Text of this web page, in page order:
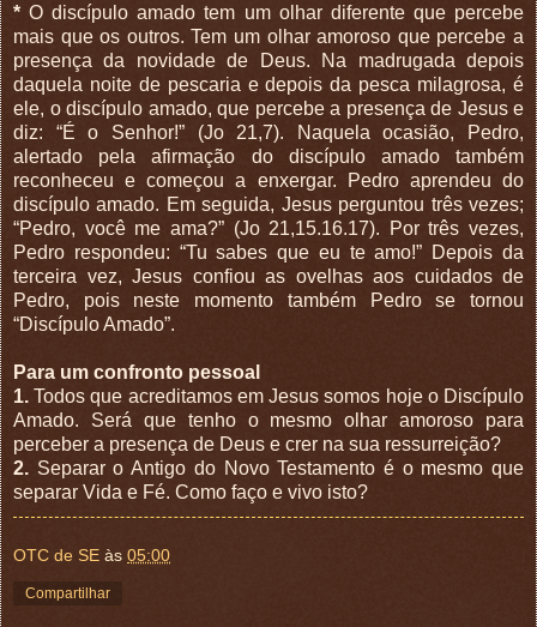
* O discípulo amado tem um olhar diferente que percebe
mais que os outros. Tem um olhar amoroso que percebe a
presença da novidade de Deus. Na madrugada depois
daquela noite de pescaria e depois da pesca milagrosa, é
ele, o discípulo amado, que percebe a presença de Jesus e
diz: “É o Senhor!” (Jo 21,7). Naquela ocasião, Pedro,
alertado pela afirmação do discípulo amado também
reconheceu e começou a enxergar. Pedro aprendeu do
discípulo amado. Em seguida, Jesus perguntou três vezes;
“Pedro, você me ama?” (Jo 21,15.16.17). Por três vezes,
Pedro respondeu: “Tu sabes que eu te amo!” Depois da
terceira vez, Jesus confiou as ovelhas aos cuidados de
Pedro, pois neste momento também Pedro se tornou
“Discípulo Amado”.
Para um confronto pessoal
1. Todos que acreditamos em Jesus somos hoje o Discípulo
Amado. Será que tenho o mesmo olhar amoroso para
perceber a presença de Deus e crer na sua ressurreição?
2. Separar o Antigo do Novo Testamento é o mesmo que
separar Vida e Fé. Como faço e vivo isto?
OTC de SE às 05:00
Compartilhar